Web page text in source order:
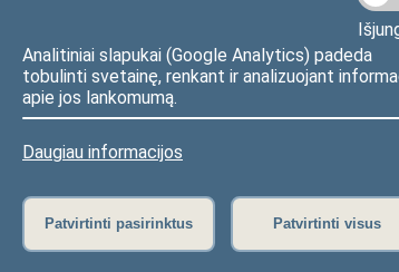
Analitiniai slapukai (Google Analytics) padeda
tobulinti svetainę, renkant ir analizuojant
apie jos lankomumą.
Daugiau informacijos
Patvirtinti pasirinktus Patvirtinti visus
Seimo narių balsavimų rezultatai
Pradžia Seimo narių
Darbotvarkės
Administracinių nusižengimų
Pateikė:
Teisės ir